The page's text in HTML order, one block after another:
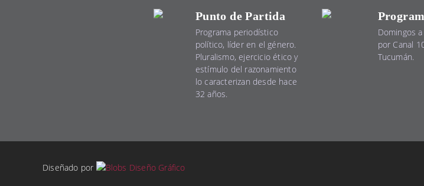
Punto de Partida
Programa periodístico
político, líder en el género.
Pluralismo, ejercicio ético y
estímulo del razonamiento
lo caracterizan desde hace
32 años.
Domingos
por Canal
Tucumán.
Diseñado por